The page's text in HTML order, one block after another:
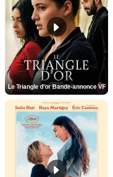
Le Triangle d'or Bande-annonce VF